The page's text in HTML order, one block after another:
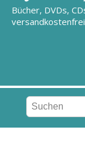
Bücher, DVDs,
versandkostenfrei